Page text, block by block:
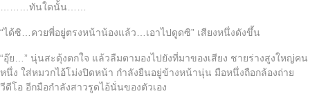
………ทันใดนั้น……
“ได้ซิ…ควยพี่อยู่ตรงหน้าน้องแล้ว…เอาไปดูดซิ” เสียงหนึ่งดังขึ้น
“อุ๊ย…” นุ่นสะดุ้งตกใจ แล้วลืมตามองไปยังที่มาของเสียง ชายร่างสูงใหญ่คน
หนึ่ง ใส่หมวกไอ้โม่งปิดหน้า กำลังยืนอยู่ข้างหน้านุ่น มือหนึ่งถือกล้องถ่าย
วีดีโอ อีกมือกำลังสาวรูดไอ้นั่นของตัวเอง